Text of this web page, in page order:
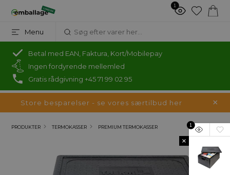
1
Menu
Betal med EAN, Faktura, Kort/Mobilepay
Ingen fordyrende mellemled
Gratis rådgivning +45 71 99 02 95
Store besparelser - se vores særtilbud her
PRODUKTER TERMOKASSER PREMIUM TERMOKASSER 1
×